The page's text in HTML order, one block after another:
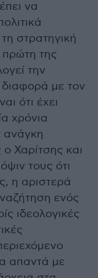
να
στρατηγική
της
την
με τον
ότι έχει
χρόνια
ανάγκη
Χαρίτσης και
τους ότι
η αριστερά
ενός
ιδεολογικές
απαντά με